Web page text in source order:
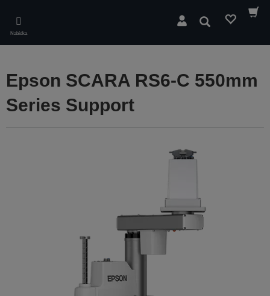
main
content
Nabídka
Hledat
Epson SCARA RS6-C 550mm
Series Support